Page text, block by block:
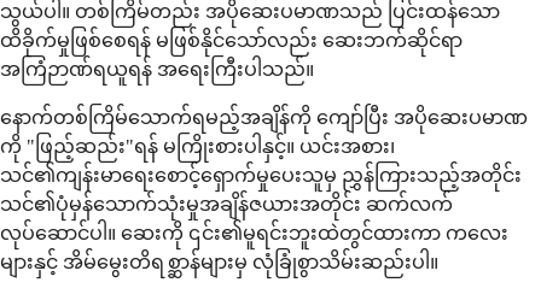
သွယ်ပါ။ တစ်ကြိမ်တည်း အပိုဆေးပမာဏသည် ပြင်းထန်သော
ထိခိုက်မှုဖြစ်စေရန် မဖြစ်နိုင်သော်လည်း ဆေးဘက်ဆိုင်ရာ
အကြံဉာဏ်ရယူရန် အရေးကြီးပါသည်။
နောက်တစ်ကြိမ်သောက်ရမည့်အချိန်ကို ကျော်ပြီး အပိုဆေးပမာဏ
ကို "ဖြည့်ဆည်း"ရန် မကြိုးစားပါနှင့်။ ယင်းအစား၊
သင်၏ကျန်းမာရေးစောင့်ရှောက်မှုပေးသူမှ ညွှန်ကြားသည့်အတိုင်း
သင်၏ပုံမှန်သောက်သုံးမှုအချိန်ဇယားအတိုင်း ဆက်လက်
လုပ်ဆောင်ပါ။ ဆေးကို ၎င်း၏မူရင်းဘူးထဲတွင်ထားကာ ကလေး
များနှင့် အိမ်မွေးတိရစ္ဆာန်များမှ လုံခြုံစွာသိမ်းဆည်းပါ။